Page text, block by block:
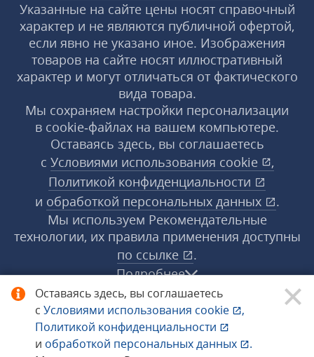
Оставаясь здесь, вы соглашаетесь
с Условиями использования cookie
,
Политикой конфиденциальности
и обработкой персональных данных
.
Указанные на сайте цены носят справочный
характер и не являются публичной офертой,
если явно не указано иное. Изображения
товаров на сайте носят иллюстративный
характер и могут отличаться от фактического
вида товара.
Мы сохраняем настройки персонализации
в cookie‑файлах на вашем компьютере.
Оставаясь здесь, вы соглашаетесь
с Условиями использования cookie
,
Политикой конфиденциальности
и обработкой персональных данных
.
Мы используем Рекомендательные
технологии, их правила применения доступны
по ссылке
.
Подробнее
© 1998−2026 «1С‑Рарус» ®. Все права
защищены.